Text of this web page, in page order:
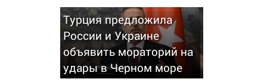
Турция предложила
России и Украине
объявить мораторий на
удары в Черном море